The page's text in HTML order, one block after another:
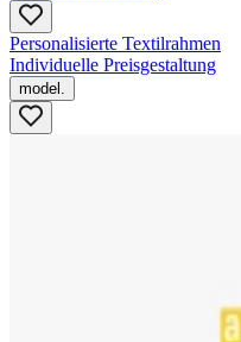
Personalisierte Textilrahmen
Individuelle Preisgestaltung
model.